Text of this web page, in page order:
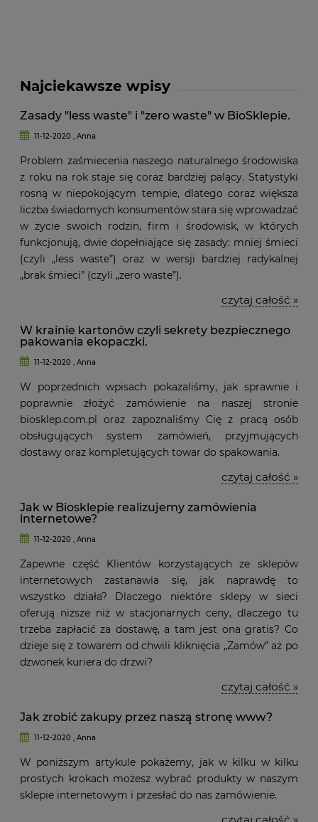
Najciekawsze wpisy
Zasady "less waste" i "zero waste" w BioSklepie.
11-12-2020 , Anna
Problem zaśmiecenia naszego naturalnego środowiska
z roku na rok staje się coraz bardziej palący. Statystyki
rosną w niepokojącym tempie, dlatego coraz większa
liczba świadomych konsumentów stara się wprowadzać
w życie swoich rodzin, firm i środowisk, w których
funkcjonują, dwie dopełniające się zasady: mniej śmieci
(czyli „less waste”) oraz w wersji bardziej radykalnej
„brak śmieci” (czyli „zero waste”).
czytaj całość »
W krainie kartonów czyli sekrety bezpiecznego
pakowania ekopaczki.
11-12-2020 , Anna
W poprzednich wpisach pokazaliśmy, jak sprawnie i
poprawnie złożyć zamówienie na naszej stronie
biosklep.com.pl oraz zapoznaliśmy Cię z pracą osób
obsługujących system zamówień, przyjmujących
dostawy oraz kompletujących towar do spakowania.
czytaj całość »
Jak w Biosklepie realizujemy zamówienia
internetowe?
11-12-2020 , Anna
Zapewne część Klientów korzystających ze sklepów
internetowych zastanawia się, jak naprawdę to
wszystko działa? Dlaczego niektóre sklepy w sieci
oferują niższe niż w stacjonarnych ceny, dlaczego tu
trzeba zapłacić za dostawę, a tam jest ona gratis? Co
dzieje się z towarem od chwili kliknięcia „Zamów” aż po
dzwonek kuriera do drzwi?
czytaj całość »
Jak zrobić zakupy przez naszą stronę www?
11-12-2020 , Anna
W poniższym artykule pokażemy, jak w kilku w kilku
prostych krokach możesz wybrać produkty w naszym
sklepie internetowym i przesłać do nas zamówienie.